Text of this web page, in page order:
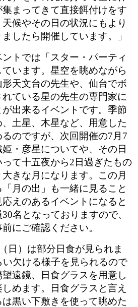
まってきて直接餌付けをす
候やその日の状況にもより
したら開催しています。」
トでは「スター・パーティ
います。星空を眺めながら
天文台の先生や、仙台でボ
ている星の先生の専門家に
出来るイベントです。季節
土星、木星など、用意した
のですが、次回開催の7月7
・彦星についてや、その日
て十五夜から2日過ぎたもの
きな月になります。この月
月の出」も一緒に見ること
えのあるイベントになると
名となっておりますので、
にご確認ください。
日）は部分日食が見られま
欠ける様子を見られるので
遠鏡、日食グラスを用意し
めます。日食グラスと言え
黒い下敷きを使って眺めた